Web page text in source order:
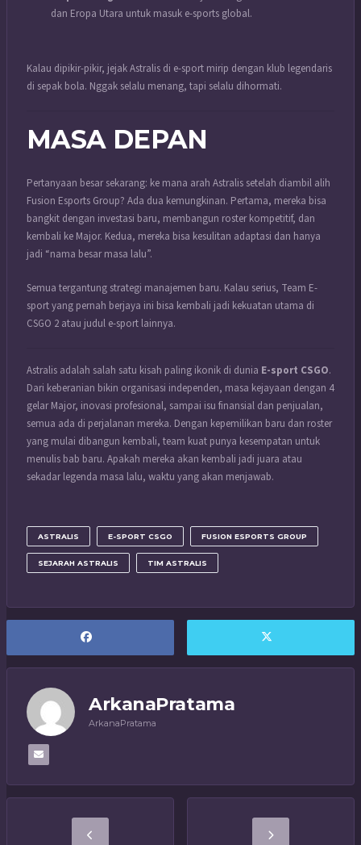
dan Eropa Utara untuk masuk e-sports global.
Kalau dipikir-pikir, jejak Astralis di e-sport mirip dengan klub legendaris
di sepak bola. Nggak selalu menang, tapi selalu dihormati.
MASA DEPAN
Pertanyaan besar sekarang: ke mana arah Astralis setelah diambil alih
Fusion Esports Group? Ada dua kemungkinan. Pertama, mereka bisa
bangkit dengan investasi baru, membangun roster kompetitif, dan
kembali ke Major. Kedua, mereka bisa kesulitan adaptasi dan hanya
jadi “nama besar masa lalu”.
Semua tergantung strategi manajemen baru. Kalau serius, Team E-
sport yang pernah berjaya ini bisa kembali jadi kekuatan utama di
CSGO 2 atau judul e-sport lainnya.
Astralis adalah salah satu kisah paling ikonik di dunia E-sport CSGO.
Dari keberanian bikin organisasi independen, masa kejayaan dengan 4
gelar Major, inovasi profesional, sampai isu finansial dan penjualan,
semua ada di perjalanan mereka. Dengan kepemilikan baru dan roster
yang mulai dibangun kembali, team kuat punya kesempatan untuk
menulis bab baru. Apakah mereka akan kembali jadi juara atau
sekadar legenda masa lalu, waktu yang akan menjawab.
ASTRALIS E-SPORT CSGO FUSION ESPORTS GROUP
SEJARAH ASTRALIS TIM ASTRALIS
ArkanaPratama
ArkanaPratama